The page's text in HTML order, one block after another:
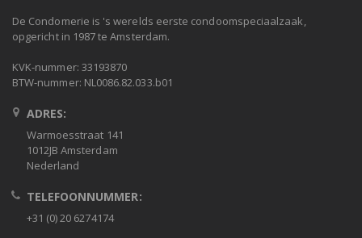
De Condomerie is 's werelds eerste condoomspeciaalzaak,
opgericht in 1987 te Amsterdam.
KVK-nummer: 33193870
BTW-nummer: NL0086.82.033.b01
ADRES:
Warmoesstraat 141
1012JB Amsterdam
Nederland
TELEFOONNUMMER:
+31 (0) 20 6274174